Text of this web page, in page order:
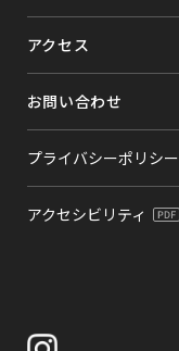
アクセス
お問い合わせ
プライバシーポリシー
アクセシビリティ